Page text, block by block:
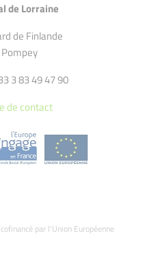
de Lorraine
de Finlande
3 83 49 47 90
de contact
par l’Union Européenne